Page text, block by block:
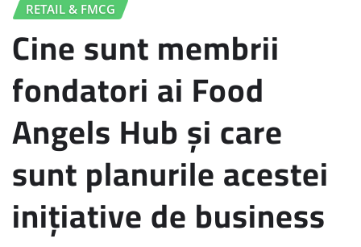
RETAIL & FMCG
Cine sunt membrii
fondatori ai Food
Angels Hub și care
sunt planurile acestei
inițiative de business